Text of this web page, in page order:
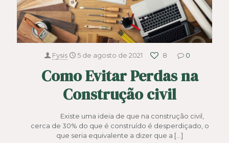
Fysis 5 de agosto de 2021 8 0
Como Evitar Perdas na
Construção civil
Existe uma ideia de que na construção civil,
cerca de 30% do que é construído é desperdiçado, o
que seria equivalente a dizer que a […]